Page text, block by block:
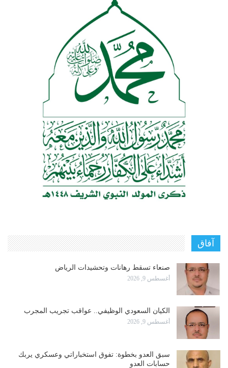
آفاق
صنعاء تسقط رهانات وتحشيدات الرياض
أغسطس 9, 2026
الكيان السعودي الوظيفي.. عواقب تجريب المجرب
أغسطس 9, 2026
سبق العدو بخطوة: تفوق استخباراتي وعسكري يربك
حسابات العدو